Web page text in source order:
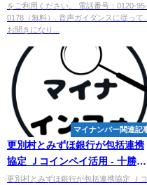
をご利用ください。 電話番号：0120-95-
0178（無料）. 音声ガイダンスに従って、
お聞きになり...
マイナンバー関連記
更別村とみずほ銀行が包括連携
協定 Ｊコインペイ活用 - 十勝毎
日新聞電子版
更別村とみずほ銀行が包括連携協定 Ｊコ